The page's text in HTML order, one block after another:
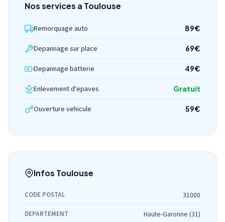
Nos services a Toulouse
Remorquage auto 89€
Depannage sur place 69€
Depannage batterie 49€
Enlevement d'epaves Gratuit
Ouverture vehicule 59€
Infos Toulouse
CODE POSTAL 31000
DEPARTEMENT Haute-Garonne (31)